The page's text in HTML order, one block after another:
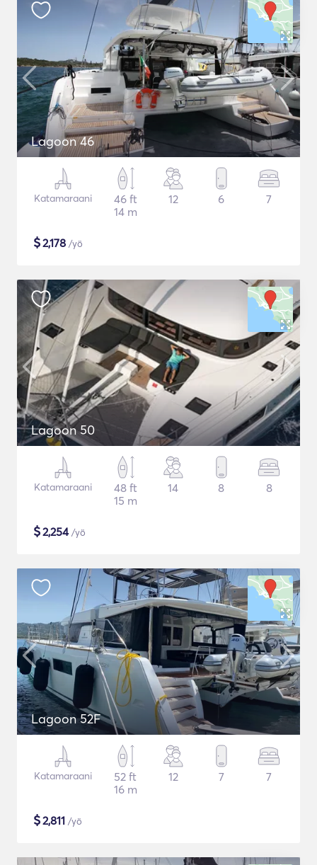
Lagoon 46
Katamaraani
46 ft
14 m
12 6 7
$2,178 /yö
Lagoon 50
Katamaraani
48 ft
15 m
14 8 8
$2,254/yö
Lagoon 52F
Katamaraani
52 ft
16 m
12 7 7
$2,811 /yö